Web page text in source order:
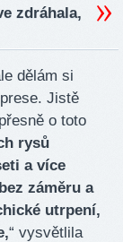
zdráhala,
dělám si
Jistě
o toto
rysů
a více
záměru a
utrpení,
“ vysvětlila